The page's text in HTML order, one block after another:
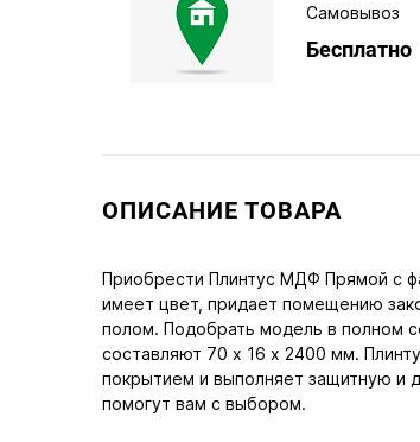
Самовывоз
Бесплатно
ОПИСАНИЕ ТОВАРА
Приобрести Плинтус МДФ Прямой с
имеет цвет, придает помещению
полом. Подобрать модель в полном
составляют 70 х 16 х 2400 мм.
покрытием и выполняет защитную и
помогут вам с выбором.